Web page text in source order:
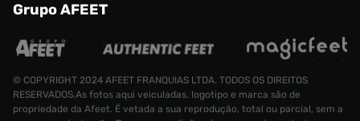
Grupo AFEET
© COPYRIGHT 2024 AFEET FRANQUIAS LTDA. TODOS OS DIREITOS
RESERVADOS.As fotos aqui veiculadas, logotipo e marca são de
propriedade da Afeet. É vetada a sua reprodução, total ou parcial, sem a